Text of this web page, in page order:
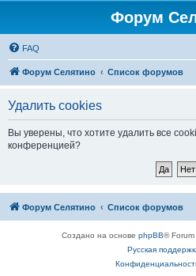
Форум
FAQ
Форум Селятино Список форумов
Удалить cookies
Вы уверены, что хотите удалить все
конференцией?
Форум Селятино Список форумов
Создано на основе phpBB®
Русская